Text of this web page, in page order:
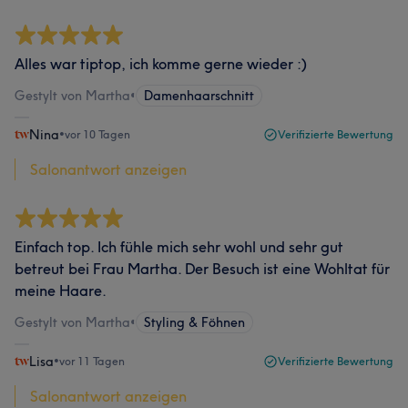
Alles war tiptop, ich komme gerne wieder :)
Gestylt von Martha• Damenhaarschnitt
Nina•vor 10 Tagen Verifizierte Bewertung
Salonantwort anzeigen
Einfach top. Ich fühle mich sehr wohl und sehr gut
betreut bei Frau Martha. Der Besuch ist eine Wohltat für
meine Haare.
Gestylt von Martha• Styling & Föhnen
Lisa•vor 11 Tagen Verifizierte Bewertung
Salonantwort anzeigen